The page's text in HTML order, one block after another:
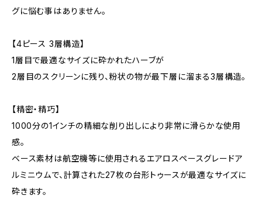
グに悩む事はありません。
【4ピース 3層構造】
1層目で最適なサイズに砕かれたハーブが
2層目のスクリーンに残り、粉状の物が最下層に溜まる3層構造。
【精密・精巧】
1000分の1インチの精細な削り出しにより非常に滑らかな使用
感。
ベース素材は航空機等に使用されるエアロスペースグレードア
ルミニウムで、計算された27枚の台形トゥースが最適なサイズに
砕きます。